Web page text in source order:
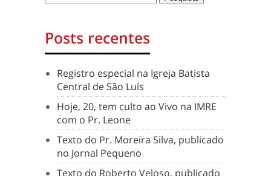
Posts recentes
Registro especial na Igreja Batista
Central de São Luís
Hoje, 20, tem culto ao Vivo na IMRE
com o Pr. Leone
Texto do Pr. Moreira Silva, publicado
no Jornal Pequeno
Texto do Roberto Veloso, publicado